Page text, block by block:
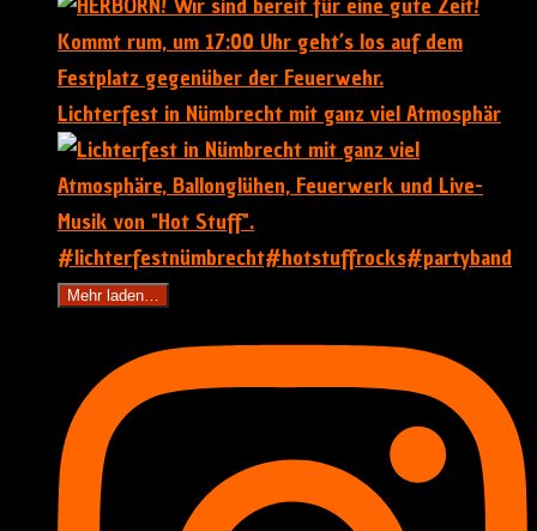
Lichterfest in Nümbrecht mit ganz viel Atmosphär
Mehr laden…